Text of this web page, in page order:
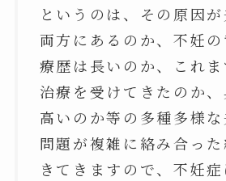
というのは、その原因が
両方にあるのか、不妊
療歴は長いのか、これ
治療を受けてきたのか
高いのか等の多種多様
問題が複雑に絡み合っ
きてきますので、不妊